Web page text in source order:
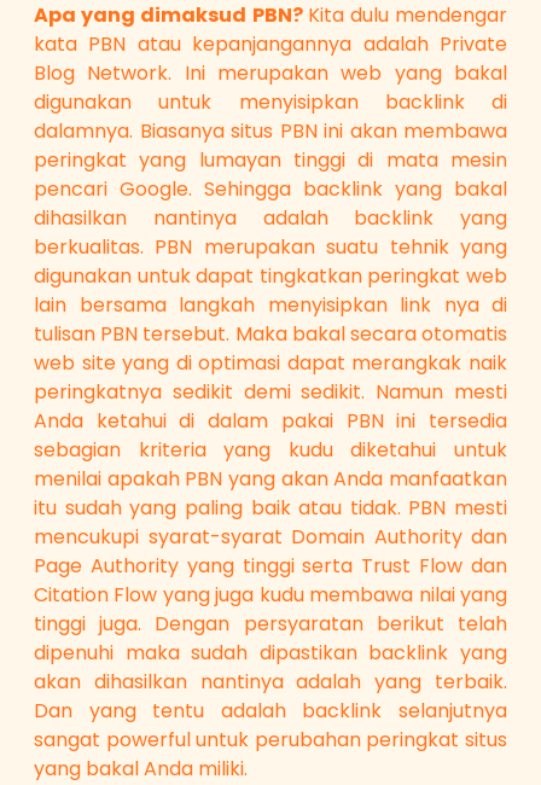
Apa yang dimaksud PBN? Kita dulu mendengar
kata PBN atau kepanjangannya adalah Private
Blog Network. Ini merupakan web yang bakal
digunakan untuk menyisipkan backlink di
dalamnya. Biasanya situs PBN ini akan membawa
peringkat yang lumayan tinggi di mata mesin
pencari Google. Sehingga backlink yang bakal
dihasilkan nantinya adalah backlink yang
berkualitas. PBN merupakan suatu tehnik yang
digunakan untuk dapat tingkatkan peringkat web
lain bersama langkah menyisipkan link nya di
tulisan PBN tersebut. Maka bakal secara otomatis
web site yang di optimasi dapat merangkak naik
peringkatnya sedikit demi sedikit. Namun mesti
Anda ketahui di dalam pakai PBN ini tersedia
sebagian kriteria yang kudu diketahui untuk
menilai apakah PBN yang akan Anda manfaatkan
itu sudah yang paling baik atau tidak. PBN mesti
mencukupi syarat-syarat Domain Authority dan
Page Authority yang tinggi serta Trust Flow dan
Citation Flow yang juga kudu membawa nilai yang
tinggi juga. Dengan persyaratan berikut telah
dipenuhi maka sudah dipastikan backlink yang
akan dihasilkan nantinya adalah yang terbaik.
Dan yang tentu adalah backlink selanjutnya
sangat powerful untuk perubahan peringkat situs
yang bakal Anda miliki.